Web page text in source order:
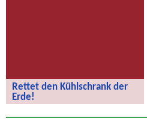
Rettet den Kühlschrank der
Erde!